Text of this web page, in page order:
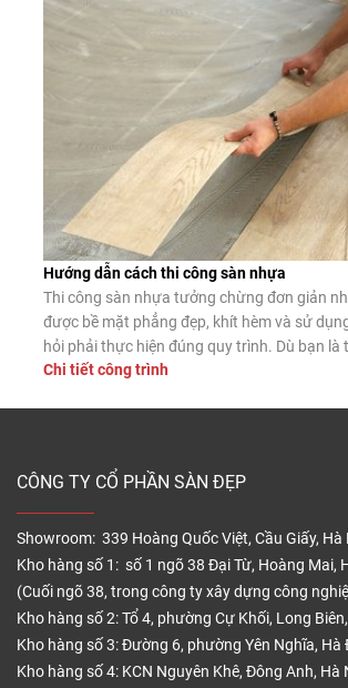
sàn gỗ công nghiệp, […]
Hướng dẫn cách thi công sàn nhựa
Thi công sàn nhựa tưởng chừng đơn giản
được bề mặt phẳng đẹp, khít hèm và sử
hỏi phải thực hiện đúng quy trình. Dù bạn là
nghiệp hay tự lát tại nhà, nắm vững các
Chi tiết công trình
CÔNG TY CỔ PHẦN SÀN ĐẸP
Showroom: 339 Hoàng Quốc Việt, Cầu Giấy, Hà
Kho hàng số 1: số 1 ngõ 38 Đại Từ, Hoàng Mai,
(Cuối ngõ 38, trong công ty xây dựng công
Kho hàng số 2: Tổ 4, phường Cự Khối, Long
Kho hàng số 3: Đường 6, phường Yên Nghĩa, Hà
Kho hàng số 4: KCN Nguyên Khê, Đông Anh, Hà